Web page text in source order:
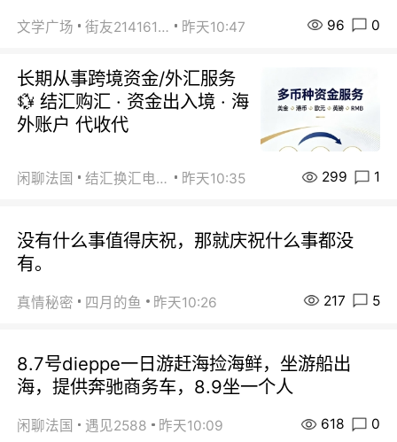
文学广场 街友21416156 昨天10:47 96 0
长期从事跨境资金/外汇服务
💱 结汇购汇 · 资金出入境 · 海
外账户 代收代
闲聊法国 结汇换汇电汇 昨天10:35 299 1
没有什么事值得庆祝，那就庆祝什么事都没
有。
真情秘密 四月的鱼 昨天10:26 217 5
8.7号dieppe一日游赶海捡海鲜，坐游船出
海，提供奔驰商务车，8.9坐一个人
闲聊法国 遇见2588 昨天10:09 618 0